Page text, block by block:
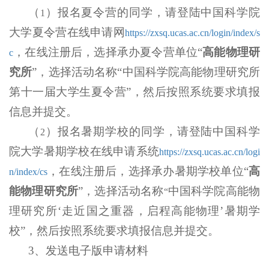
（ 1 ）报名夏令营的同学，请登陆中国科学院
大学夏令营在线申请网https://zxsq.ucas.ac.cn/login/index/s
c ，在线注册后，选择承办夏令营单位“高能物理研
究所”，选择活动名称“中国科学院高能物理研究所
第十一届大学生夏令营”，然后按照系统要求填报
信息并提交。
（ 2 ）报名暑期学校的同学，请登陆中国科学
院大学暑期学校在线申请系统https://zxsq.ucas.ac.cn/logi
n/index/cs ，在线注册后，选择承办暑期学校单位“高
能物理研究所”，选择活动名称“中国科学院高能物
理研究所‘走近国之重器，启程高能物理’暑期学
校”，然后按照系统要求填报信息并提交。
3、发送电子版申请材料